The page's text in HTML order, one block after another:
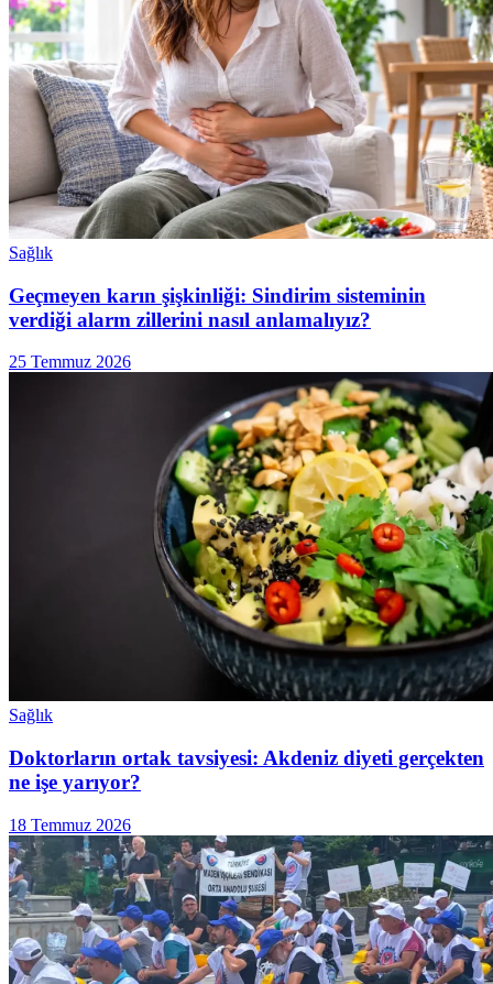
Sağlık
Geçmeyen karın şişkinliği: Sindirim sisteminin
verdiği alarm zillerini nasıl anlamalıyız?
25 Temmuz 2026
Sağlık
Doktorların ortak tavsiyesi: Akdeniz diyeti gerçekten
ne işe yarıyor?
18 Temmuz 2026